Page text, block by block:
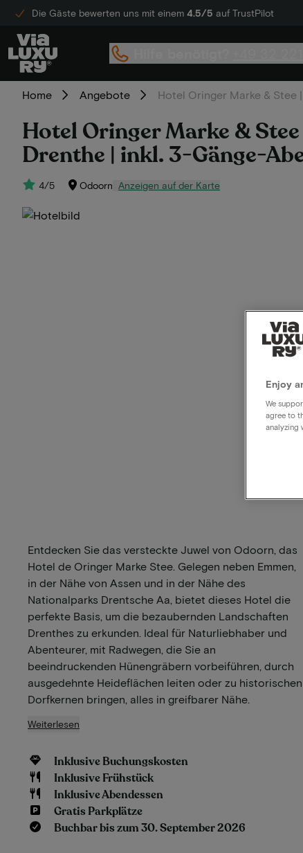
Die Gäste bewerten uns mit einem 4.5/5 auf TrustPilot
Home Angebote Hotel Oringer Marke & Stee
Hotel Oringer Marke &
Drenthe | inkl. 3-Gänge-
4/5 Odoorn Anzeigen auf der Karte
Entdecken Sie das versteckte Juwel von Odoorn, das
Hotel de Oringer Marke Stee. Gelegen neben Emmen,
in der Nähe von Assen und in der Nähe des
Nationalparks Drentsche Aa, bietet dieses Hotel die
perfekte Basis, um die bezaubernden Landschaften
Drenthes zu erkunden. Ideal für Naturliebhaber und
Abenteurer, mit Radwegen, die Sie an
beeindruckenden Hünengräbern vorbeiführen, durch
ausgedehnte Heideflächen leiten oder zu historischen
Dorfkernen bringen, alles in greifbarer Nähe.
Weiterlesen
Inklusive Buchungskosten
Inklusive Frühstück
Inklusive Abendessen
Gratis Parkplätze
Buchbar bis zum 30. September 2026
Enjoy
We
agree to
analyzing